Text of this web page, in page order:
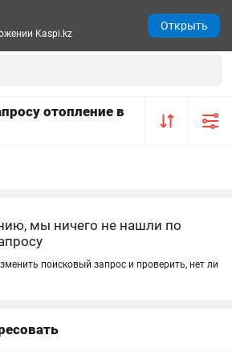
отопление в
мы ничего не нашли по
поисковый запрос и проверить, нет ли
Kaspi.kz
Открыть